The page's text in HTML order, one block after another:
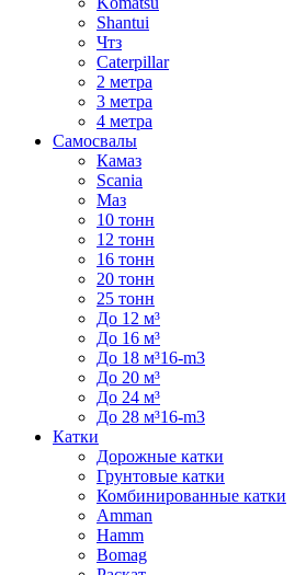
Shantui
Чтз
Caterpillar
2 метра
3 метра
4 метра
Самосвалы
Камаз
Scania
Маз
10 тонн
12 тонн
16 тонн
20 тонн
25 тонн
До 12 м³
До 16 м³
До 18 м³16-m3
До 20 м³
До 24 м³
До 28 м³16-m3
Катки
Дорожные катки
Грунтовые катки
Комбинированные катки
Amman
Hamm
Bomag